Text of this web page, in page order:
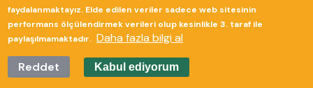
faydalanmaktayız. Elde edilen veriler sadece web sitesinin
performans ölçülendirmek verileri olup kesinlikle 3. taraf ile
paylaşılmamaktadır. Daha fazla bilgi al
Reddet
Kabul ediyorum